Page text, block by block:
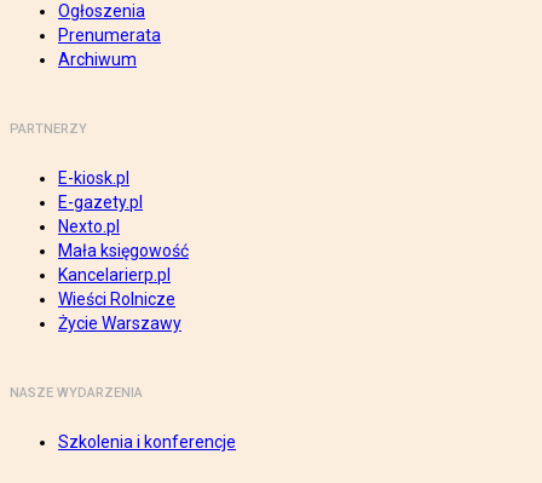
Ogłoszenia
Prenumerata
Archiwum
PARTNERZY
E-kiosk.pl
E-gazety.pl
Nexto.pl
Mała księgowość
Kancelarierp.pl
Wieści Rolnicze
Życie Warszawy
NASZE WYDARZENIA
Szkolenia i konferencje